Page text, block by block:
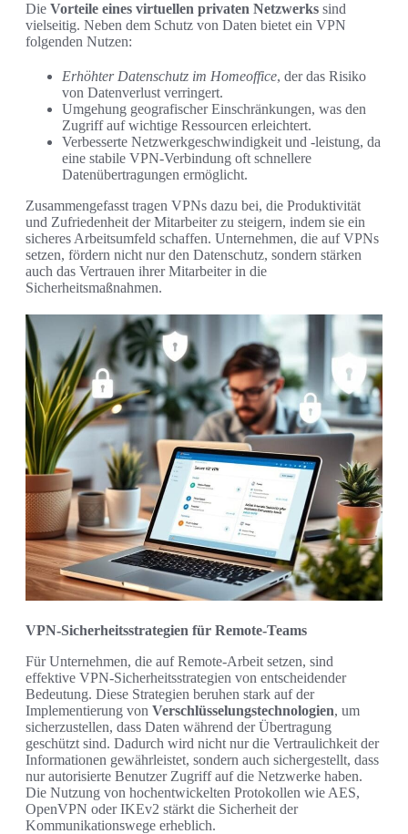
Die Vorteile eines virtuellen privaten Netzwerks sind
vielseitig. Neben dem Schutz von Daten bietet ein VPN
folgenden Nutzen:
Erhöhter Datenschutz im Homeoffice, der das Risiko
von Datenverlust verringert.
Umgehung geografischer Einschränkungen, was den
Zugriff auf wichtige Ressourcen erleichtert.
Verbesserte Netzwerkgeschwindigkeit und -leistung, da
eine stabile VPN-Verbindung oft schnellere
Datenübertragungen ermöglicht.
Zusammengefasst tragen VPNs dazu bei, die Produktivität
und Zufriedenheit der Mitarbeiter zu steigern, indem sie ein
sicheres Arbeitsumfeld schaffen. Unternehmen, die auf VPNs
setzen, fördern nicht nur den Datenschutz, sondern stärken
auch das Vertrauen ihrer Mitarbeiter in die
Sicherheitsmaßnahmen.
VPN-Sicherheitsstrategien für Remote-Teams
Für Unternehmen, die auf Remote-Arbeit setzen, sind
effektive VPN-Sicherheitsstrategien von entscheidender
Bedeutung. Diese Strategien beruhen stark auf der
Implementierung von Verschlüsselungstechnologien, um
sicherzustellen, dass Daten während der Übertragung
geschützt sind. Dadurch wird nicht nur die Vertraulichkeit der
Informationen gewährleistet, sondern auch sichergestellt, dass
nur autorisierte Benutzer Zugriff auf die Netzwerke haben.
Die Nutzung von hochentwickelten Protokollen wie AES,
OpenVPN oder IKEv2 stärkt die Sicherheit der
Kommunikationswege erheblich.